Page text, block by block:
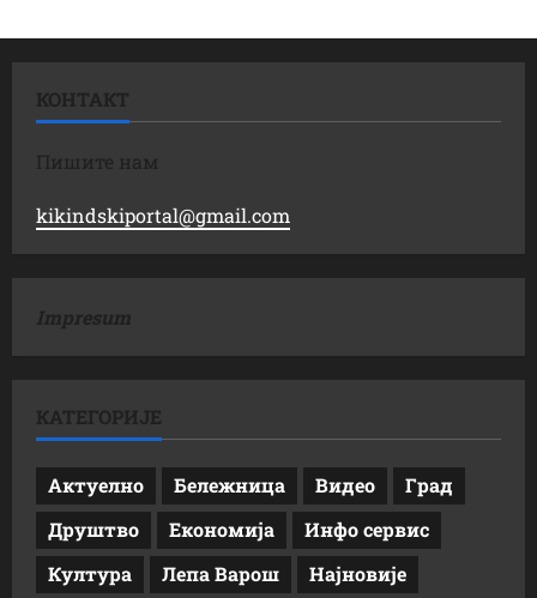
КОНТАКТ
Пишите нам
kikindskiportal@gmail.com
Impresum
КАТЕГОРИЈЕ
Актуелно Бележница Видео
Град
Друштво
Економија
Инфо сервис
Култура
Лепа Варош
Најновије